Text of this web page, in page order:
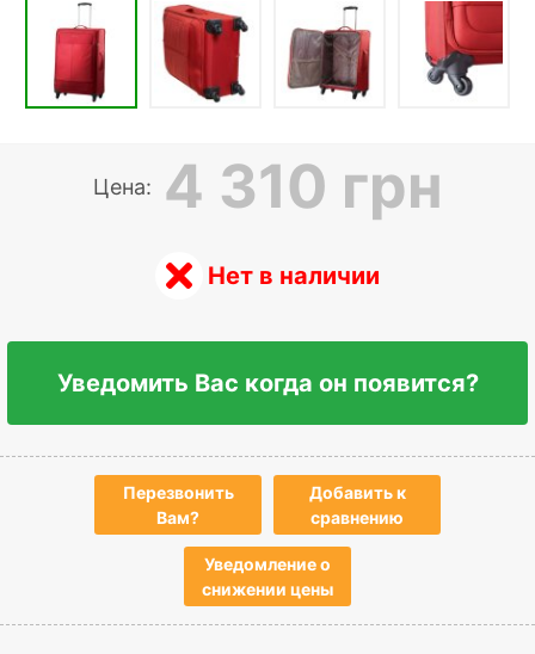
Цена: 4 310 грн
Нет в наличии
Уведомить Вас когда он появится?
Перезвонить
Вам?
Добавить к
сравнению
Уведомление о
снижении цены